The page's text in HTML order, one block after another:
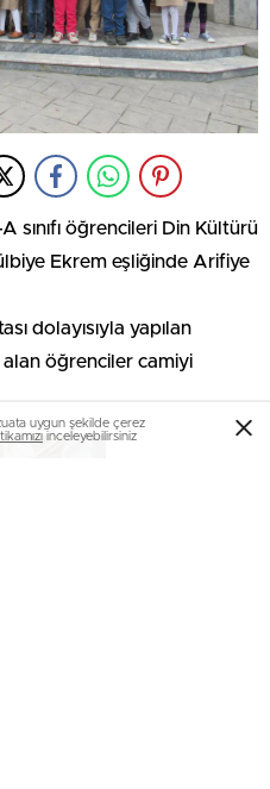
sınıfı öğrencileri Din Kültürü
Ekrem eşliğinde Arifiye
dolayısıyla yapılan
öğrenciler camiyi
uygun şekilde çerez
inceleyebilirsiniz